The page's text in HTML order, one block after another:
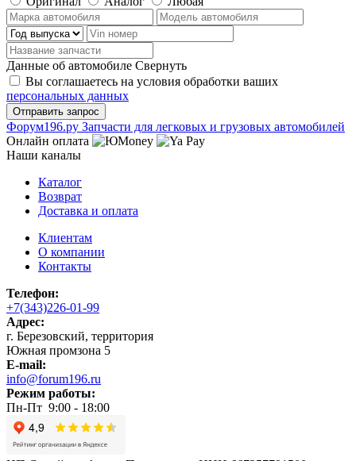
Данные об автомобиле Свернуть
Вы соглашаетесь на условия обработки ваших
персональных данных
Фoрум196.ру Запчасти для легковых и грузовых автомобилей
Онлайн оплата
Наши каналы
Каталог
Возврат
Доставка и оплата
Клиентам
О компании
Контакты
Телефон:
+7(343)226-01-99
Адрес:
г. Березовский, территория
Южная промзона 5
E-mail:
info@forum196.ru
Режим работы:
Пн-Пт 9:00 - 18:00